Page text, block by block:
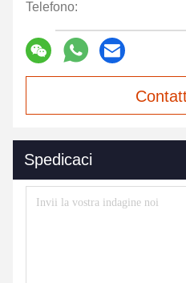
Telefono:
Spedicaci